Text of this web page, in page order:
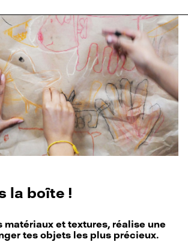
la boîte !
matériaux et textures, réalise une
tes objets les plus précieux.